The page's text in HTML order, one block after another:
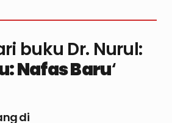
buku Dr. Nurul:
Nafas Baru‘
di